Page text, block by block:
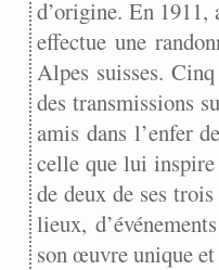
d’origine. En
effectue une
Alpes suisses.
des transmissions
amis dans l’enfer
celle que lui
de deux de ses
lieux,
son œuvre unique